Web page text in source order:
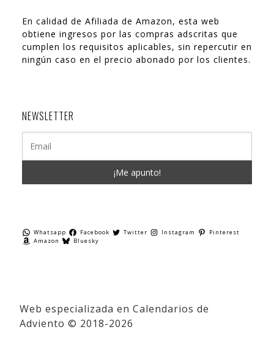
En calidad de Afiliada de Amazon, esta web
obtiene ingresos por las compras adscritas que
cumplen los requisitos aplicables, sin repercutir en
ningún caso en el precio abonado por los clientes.
NEWSLETTER
Whatsapp Facebook Twitter Instagram
Pinterest
Amazon
Bluesky
Web especializada en Calendarios de
Adviento © 2018-2026